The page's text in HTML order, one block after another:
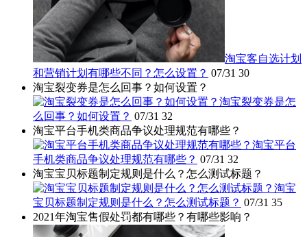
淘宝客自选计划
和营销计划有哪些不同？怎么设置？ 07/31 30
淘宝裂变券是怎么回事？如何设置？
淘宝裂变券是怎
么回事？如何设置？ 07/31 32
淘宝平台手机类商品争议处理规范有哪些？
淘宝平台
手机类商品争议处理规范有哪些？ 07/31 32
淘宝宝贝标题制定规则是什么？怎么测试标题？
淘宝
宝贝标题制定规则是什么？怎么测试标题？ 07/31 35
2021年淘宝售假处罚都有哪些？有哪些影响？